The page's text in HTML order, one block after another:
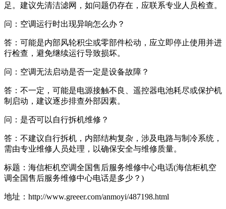
足。建议先清洁滤网，如问题仍存在，应联系专业人员检查。
问：空调运行时出现异响怎么办？
答：可能是内部风轮积尘或零部件松动，应立即停止使用并进
行检查，避免继续运行导致损坏。
问：空调无法启动是否一定是设备故障？
答：不一定，可能是电源接触不良、遥控器电池耗尽或保护机
制启动，建议逐步排查外部因素。
问：是否可以自行拆机维修？
答：不建议自行拆机，内部结构复杂，涉及电路与制冷系统，
需由专业维修人员处理，以确保安全与维修质量。
标题：海信柜机空调全国售后服务维修中心电话(海信柜机空
调全国售后服务维修中心电话是多少？)
地址：http://www.greeer.com/anmoyi/487198.html